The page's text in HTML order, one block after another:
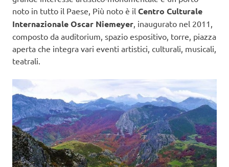
noto in tutto il Paese, Più noto è il Centro Culturale
Internazionale Oscar Niemeyer , inaugurato nel 2011,
composto da auditorium, spazio espositivo, torre, piazza
aperta che integra vari eventi artistici, culturali, musicali,
teatrali.